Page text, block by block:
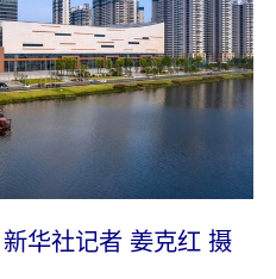
华社记者 姜克红 摄